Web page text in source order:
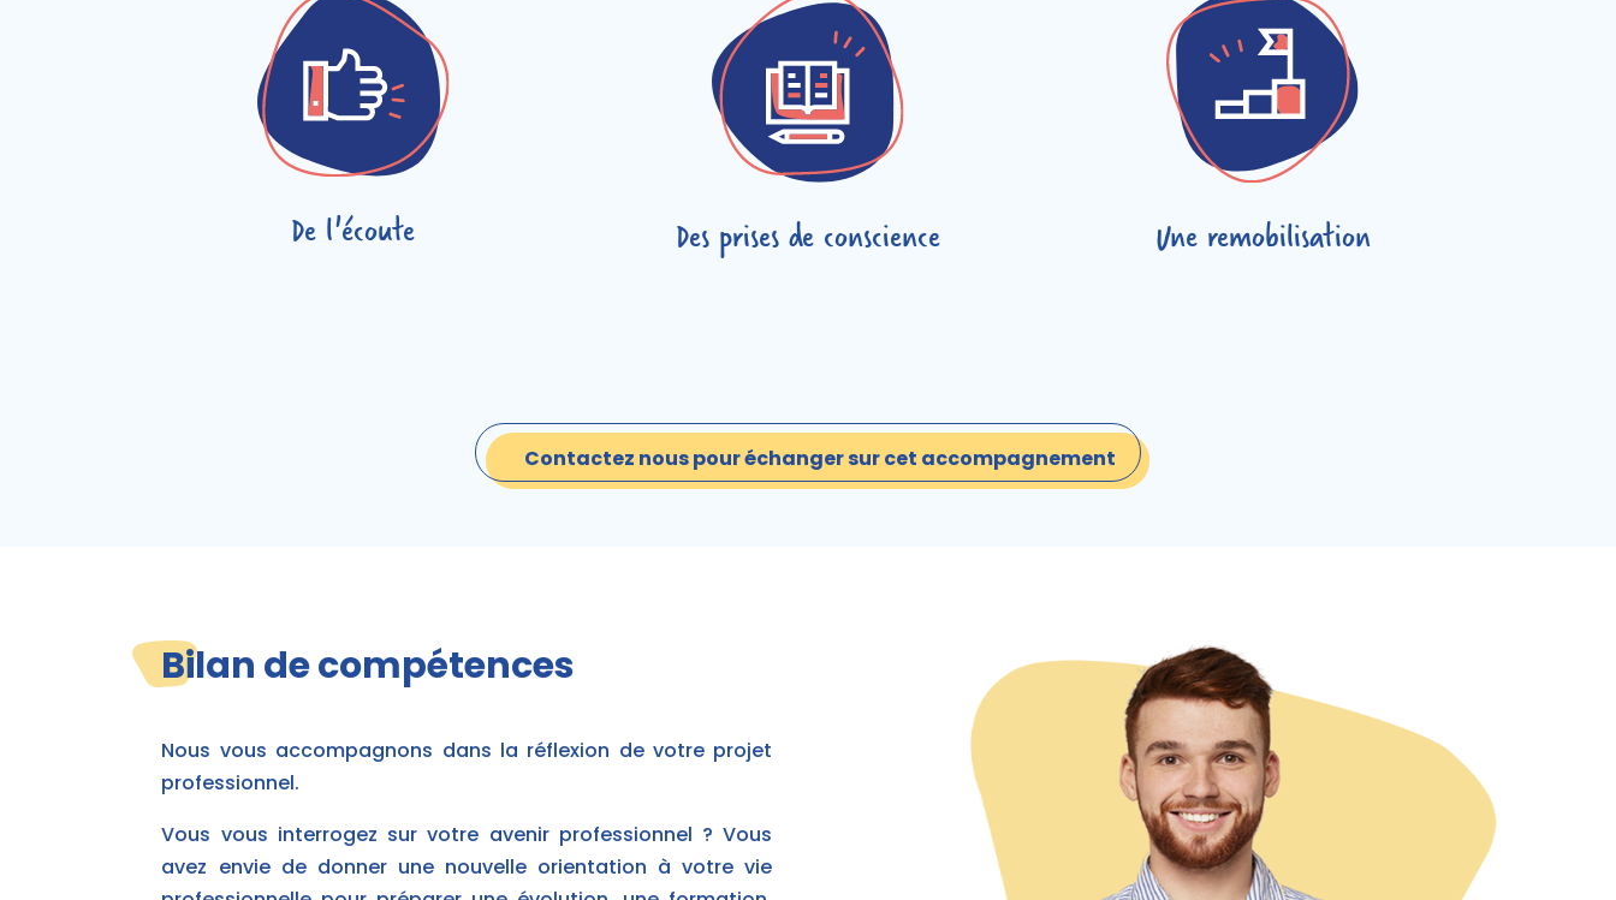
De l'écoute Des prises de conscience Une remobilisation
Contactez nous pour échanger sur cet accompagnement
Bilan de compétences
Nous vous accompagnons dans la réflexion de votre projet
professionnel.
Vous vous interrogez sur votre avenir professionnel ? Vous
avez envie de donner une nouvelle orientation à votre vie